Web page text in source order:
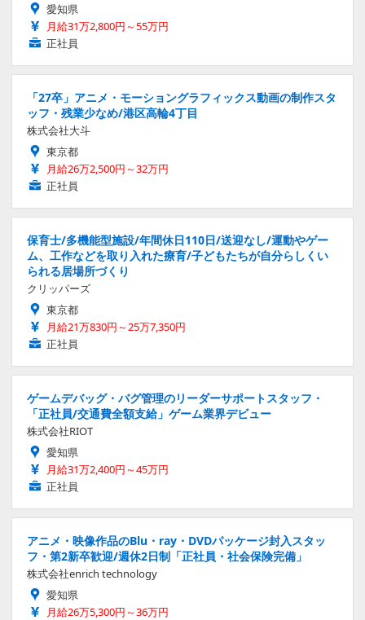
愛知県
月給31万2,800円～55万円
正社員
「27卒」アニメ・モーショングラフィックス動画の制作スタ
ッフ・残業少なめ/港区高輪4丁目
株式会社大斗
東京都
月給26万2,500円～32万円
正社員
保育士/多機能型施設/年間休日110日/送迎なし/運動やゲー
ム、工作などを取り入れた療育/子どもたちが自分らしくい
られる居場所づくり
クリッパーズ
東京都
月給21万830円～25万7,350円
正社員
ゲームデバッグ・バグ管理のリーダーサポートスタッフ・
「正社員/交通費全額支給」ゲーム業界デビュー
株式会社RIOT
愛知県
月給31万2,400円～45万円
正社員
アニメ・映像作品のBlu・ray・DVDパッケージ封入スタッ
フ・第2新卒歓迎/週休2日制「正社員・社会保険完備」
株式会社enrich technology
愛知県
月給26万5,300円～36万円